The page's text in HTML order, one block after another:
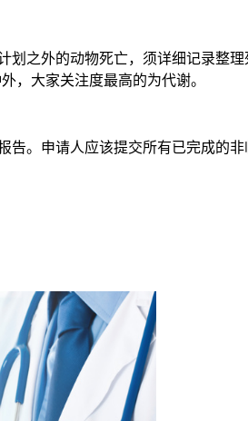
之外的动物死亡，须详细记录整理
，大家关注度最高的为代谢。
。申请人应该提交所有已完成的非